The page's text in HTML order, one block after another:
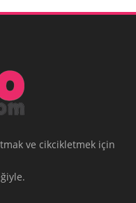
ve cikcikletmek için